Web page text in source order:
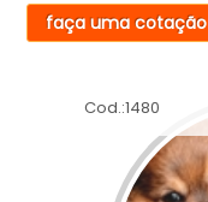
faça uma cotação
Cod.:1480